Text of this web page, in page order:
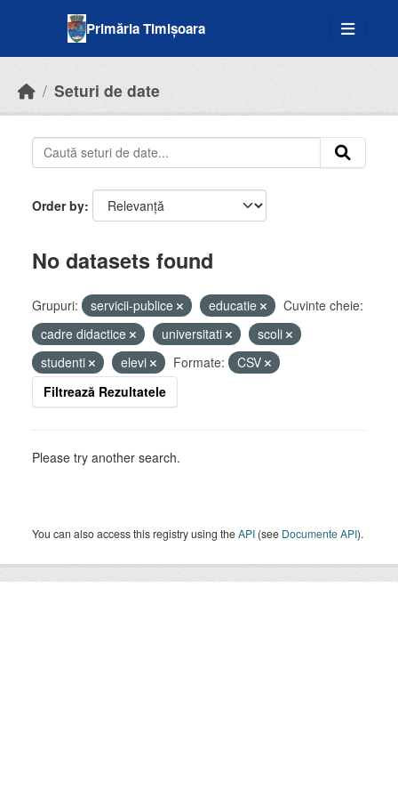
Primăria Timișoara
Seturi de date
Order by
No datasets found
Grupuri: servicii-publice educatie
Cuvinte cheie:
cadre didactice
universitati
scoli
studenti
elevi Formate:
CSV
Filtrează Rezultatele
Please try another search.
You can also access this registry using theAPI (see Documente API).